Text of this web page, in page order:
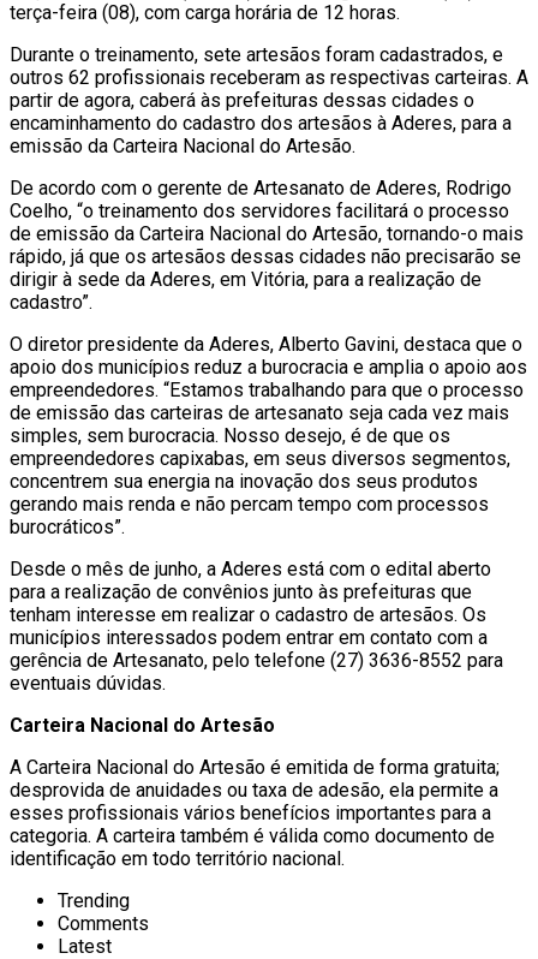
terça-feira (08), com carga horária de 12 horas.
Durante o treinamento, sete artesãos foram cadastrados, e
outros 62 profissionais receberam as respectivas carteiras. A
partir de agora, caberá às prefeituras dessas cidades o
encaminhamento do cadastro dos artesãos à Aderes, para a
emissão da Carteira Nacional do Artesão.
De acordo com o gerente de Artesanato de Aderes, Rodrigo
Coelho, “o treinamento dos servidores facilitará o processo
de emissão da Carteira Nacional do Artesão, tornando-o mais
rápido, já que os artesãos dessas cidades não precisarão se
dirigir à sede da Aderes, em Vitória, para a realização de
cadastro”.
O diretor presidente da Aderes, Alberto Gavini, destaca que o
apoio dos municípios reduz a burocracia e amplia o apoio aos
empreendedores. “Estamos trabalhando para que o processo
de emissão das carteiras de artesanato seja cada vez mais
simples, sem burocracia. Nosso desejo, é de que os
empreendedores capixabas, em seus diversos segmentos,
concentrem sua energia na inovação dos seus produtos
gerando mais renda e não percam tempo com processos
burocráticos”.
Desde o mês de junho, a Aderes está com o edital aberto
para a realização de convênios junto às prefeituras que
tenham interesse em realizar o cadastro de artesãos. Os
municípios interessados podem entrar em contato com a
gerência de Artesanato, pelo telefone (27) 3636-8552 para
eventuais dúvidas.
Carteira Nacional do Artesão
A Carteira Nacional do Artesão é emitida de forma gratuita;
desprovida de anuidades ou taxa de adesão, ela permite a
esses profissionais vários benefícios importantes para a
categoria. A carteira também é válida como documento de
identificação em todo território nacional.
Trending
Comments
Latest